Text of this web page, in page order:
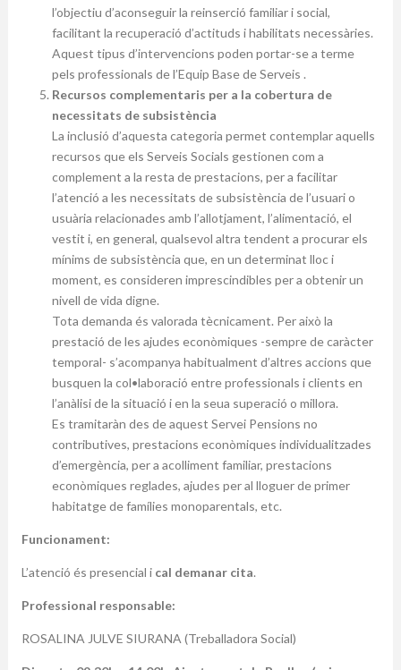
l’objectiu d’aconseguir la reinserció familiar i social,
facilitant la recuperació d’actituds i habilitats necessàries.
Aquest tipus d’intervencions poden portar-se a terme
pels professionals de l’Equip Base de Serveis .
Recursos complementaris per a la cobertura de
necessitats de subsistència
La inclusió d’aquesta categoria permet contemplar aquells
recursos que els Serveis Socials gestionen com a
complement a la resta de prestacions, per a facilitar
l’atenció a les necessitats de subsistència de l’usuari o
usuària relacionades amb l’allotjament, l’alimentació, el
vestit i, en general, qualsevol altra tendent a procurar els
mínims de subsistència que, en un determinat lloc i
moment, es consideren imprescindibles per a obtenir un
nivell de vida digne.
Tota demanda és valorada tècnicament. Per això la
prestació de les ajudes econòmiques -sempre de caràcter
temporal- s’acompanya habitualment d’altres accions que
busquen la col•laboració entre professionals i clients en
l’anàlisi de la situació i en la seua superació o millora.
Es tramitaràn des de aquest Servei Pensions no
contributives, prestacions econòmiques individualitzades
d’emergència, per a acolliment familiar, prestacions
econòmiques reglades, ajudes per al lloguer de primer
habitatge de famílies monoparentals, etc.
Funcionament:
L’atenció és presencial i cal demanar cita.
Professional responsable:
ROSALINA JULVE SIURANA (Treballadora Social)